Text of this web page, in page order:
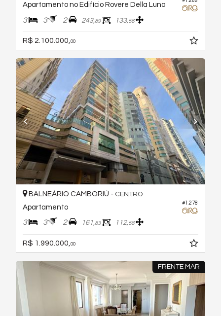
Apartamento no Edifício Rovere Della Luna
3 3 2 243,89 133,56
R$ 2.100.000,00
#1.278
BALNEÁRIO CAMBORIÚ - CENTRO
Apartamento
3 3 2 161,83 112,58
R$ 1.990.000, 00
FRENTE MAR